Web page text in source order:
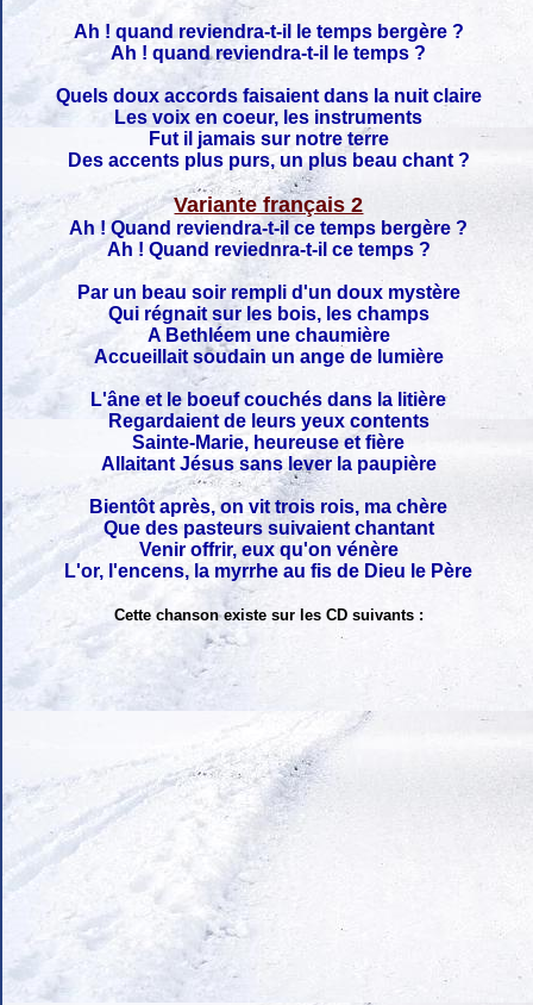
Ah ! quand reviendra-t-il le temps bergère ?
Ah ! quand reviendra-t-il le temps ?
Quels doux accords faisaient dans la nuit claire
Les voix en coeur, les instruments
Fut il jamais sur notre terre
Des accents plus purs, un plus beau chant ?
Variante français 2
Ah ! Quand reviendra-t-il ce temps bergère ?
Ah ! Quand reviednra-t-il ce temps ?
Par un beau soir rempli d'un doux mystère
Qui régnait sur les bois, les champs
A Bethléem une chaumière
Accueillait soudain un ange de lumière
L'âne et le boeuf couchés dans la litière
Regardaient de leurs yeux contents
Sainte-Marie, heureuse et fière
Allaitant Jésus sans lever la paupière
Bientôt après, on vit trois rois, ma chère
Que des pasteurs suivaient chantant
Venir offrir, eux qu'on vénère
L'or, l'encens, la myrrhe au fis de Dieu le Père
Cette chanson existe sur les CD suivants :